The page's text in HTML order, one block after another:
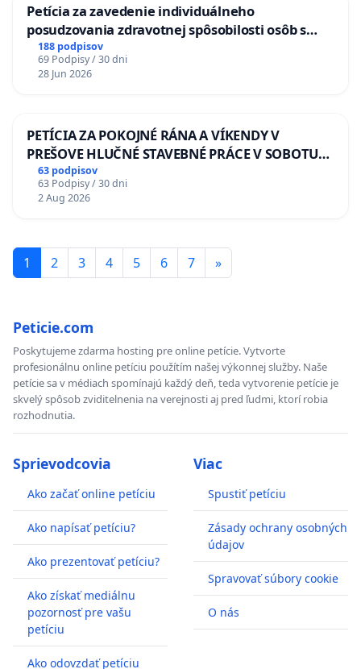
Petícia za zavedenie individuálneho
posudzovania zdravotnej spôsobilosti osôb s
diabetom 1. a 2. typu pri prijímaní do
Policajného zboru SR
188 podpisov
69 Podpisy / 30 dni
28 Jun 2026
PETÍCIA ZA POKOJNÉ RÁNA A VÍKENDY V
PREŠOVE HLUČNÉ STAVEBNÉ PRÁCE V SOBOTU
LEN OD 9.00 DO 13.00 HOD., CEZ PRACOVNÝ
TÝŽDEŇ CIEĽ 8.00 – 18.00 HOD. A PRAVIDELNÁ
KONTROLA STAVBY C-AREA NA
63 podpisov
63 Podpisy / 30 dni
2 Aug 2026
1 2 3 4 5 6 7 »
Peticie.com
Poskytujeme zdarma hosting pre online petície. Vytvorte
profesionálnu online petíciu použítím našej výkonnej služby. Naše
petície sa v médiach spomínajú každý deň, teda vytvorenie petície je
skvelý spôsob zviditelnenia na verejnosti aj pred ľudmi, ktorí robia
rozhodnutia.
Sprievodcovia
Ako začať online petíciu
Ako napísať petíciu?
Ako prezentovať petíciu?
Ako získať mediálnu
pozornosť pre vašu
petíciu
Ako odovzdať petíciu
Viac
Spustiť petíciu
Zásady ochrany osobných
údajov
Spravovať súbory cookie
O nás